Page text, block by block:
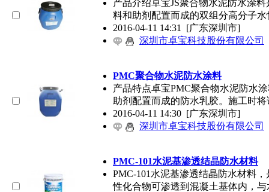
产品介绍卓宝JS聚合物水泥防水涂
料和助剂配置而成的双组分高分子水
2016-04-11 14:31 [广东深圳市]
深圳市卓宝科技股份有限公司
PMC聚合物水泥防水涂料
产品特点卓宝PMC聚合物水泥防水
助剂配置而成的防水乳胶。施工时将
2016-04-11 14:30 [广东深圳市]
深圳市卓宝科技股份有限公司
PMC-101水泥基渗透结晶防水材料
PMC-101水泥基渗透结晶防水材料
性化合物可渗透到混凝土基体内，与